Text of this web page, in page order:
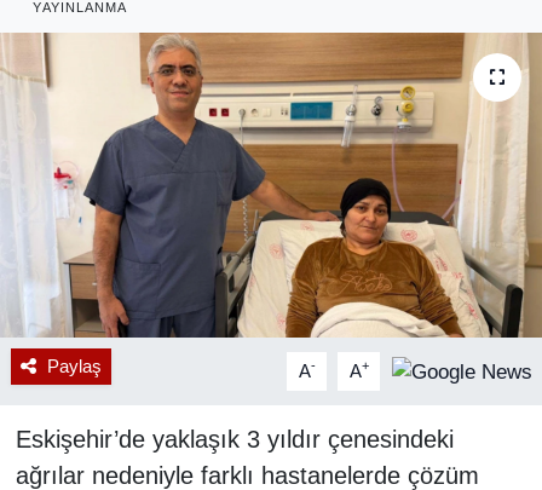
YAYINLANMA
Paylaş A- A+
Eskişehir’de yaklaşık 3 yıldır çenesindeki
ağrılar nedeniyle farklı hastanelerde çözüm
RESMİ REKLAM